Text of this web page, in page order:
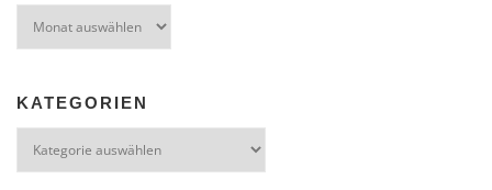
KATEGORIEN